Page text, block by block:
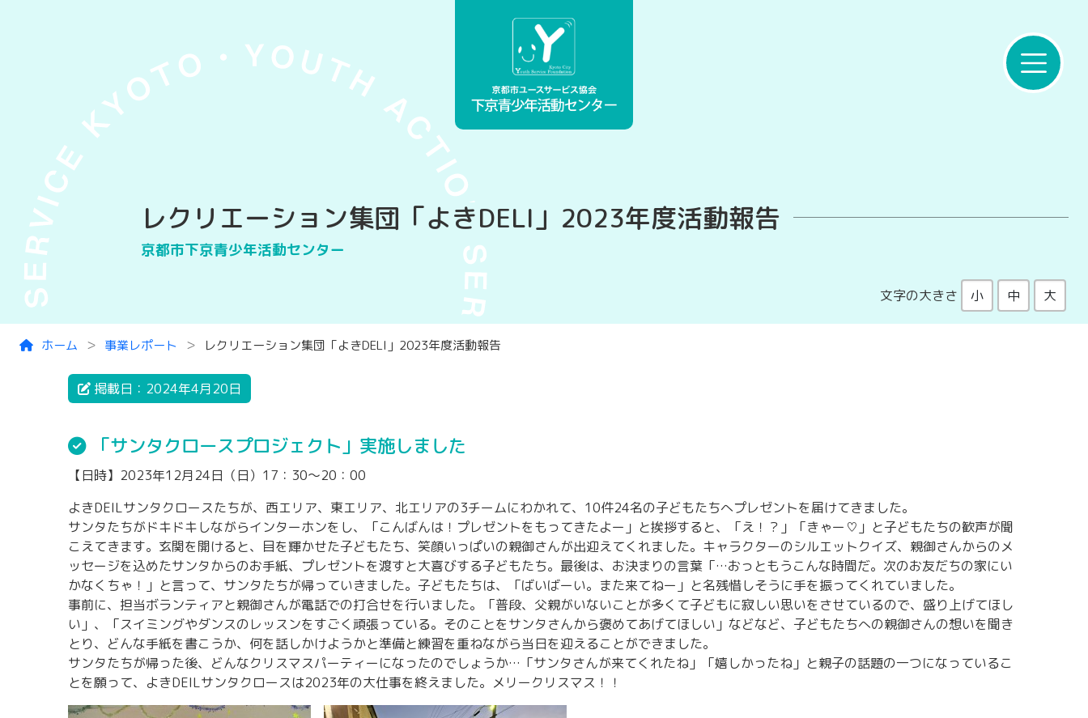
レクリエーション集団「よきDELI」2023年度活動報告
京都市下京青少年活動センター
文字の大きさ 小 中 大
ホーム 事業レポート レクリエーション集団「よきDELI」2023年度活動報告
掲載日：2024年4月20日
「サンタクロースプロジェクト」実施しました
【日時】2023年12月24日（日）17：30～20：00
よきDEILサンタクロースたちが、西エリア、東エリア、北エリアの3チームにわかれて、10件24名の子どもたちへプレゼントを届けてきました。
サンタたちがドキドキしながらインターホンをし、「こんばんは！プレゼントをもってきたよー」と挨拶すると、「え！？」「きゃー♡」と子どもたちの歓声が聞
こえてきます。玄関を開けると、目を輝かせた子どもたち、笑顔いっぱいの親御さんが出迎えてくれました。キャラクターのシルエットクイズ、親御さんからのメ
ッセージを込めたサンタからのお手紙、プレゼントを渡すと大喜びする子どもたち。最後は、お決まりの言葉「…おっともうこんな時間だ。次のお友だちの家にい
かなくちゃ！」と言って、サンタたちが帰っていきました。子どもたちは、「ばいばーい。また来てねー」と名残惜しそうに手を振ってくれていました。
事前に、担当ボランティアと親御さんが電話での打合せを行いました。「普段、父親がいないことが多くて子どもに寂しい思いをさせているので、盛り上げてほし
い」、「スイミングやダンスのレッスンをすごく頑張っている。そのことをサンタさんから褒めてあげてほしい」などなど、子どもたちへの親御さんの想いを聞き
とり、どんな手紙を書こうか、何を話しかけようかと準備と練習を重ねながら当日を迎えることができました。
サンタたちが帰った後、どんなクリスマスパーティーになったのでしょうか…「サンタさんが来てくれたね」「嬉しかったね」と親子の話題の一つになっているこ
とを願って、よきDEILサンタクロースは2023年の大仕事を終えました。メリークリスマス！！